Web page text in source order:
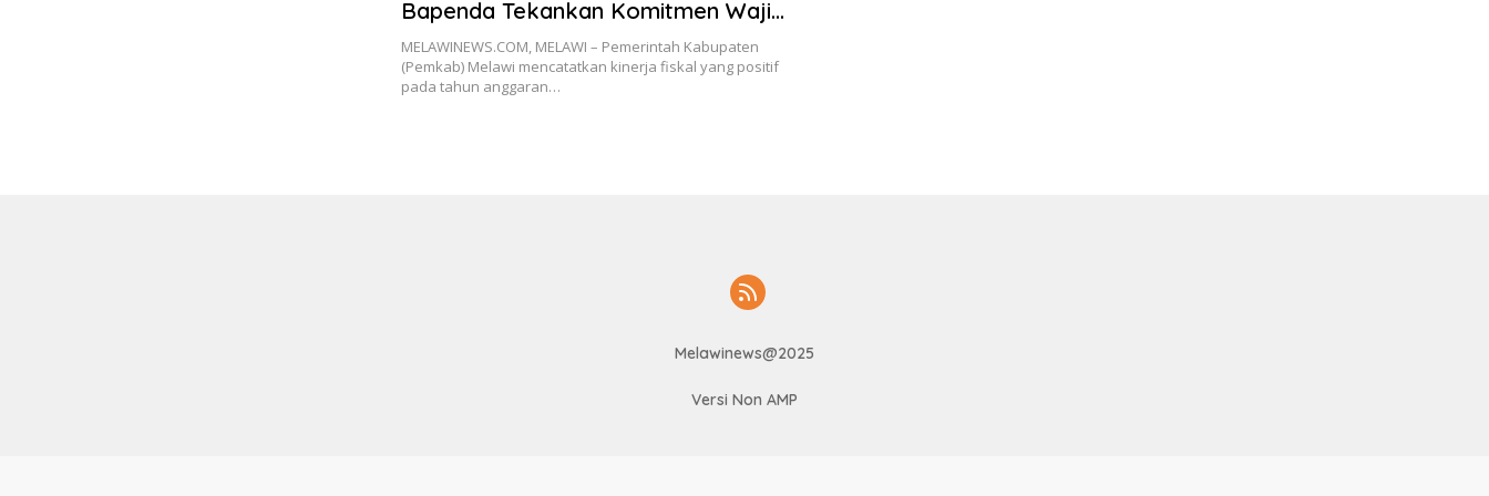
Bapenda Tekankan Komitmen Wajib
Pajak untuk Pembangunan
MELAWINEWS.COM, MELAWI – Pemerintah Kabupaten
(Pemkab) Melawi mencatatkan kinerja fiskal yang positif
pada tahun anggaran…
Melawinews@2025
Versi Non AMP